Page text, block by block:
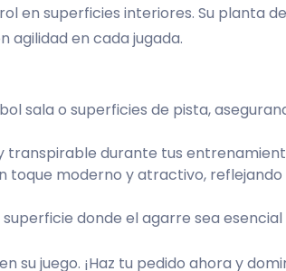
en superficies interiores. Su planta
en cada jugada.
sala o superficies de pista,
transpirable durante tus
toque moderno y atractivo,
donde el agarre sea
su juego. ¡Haz tu pedido ahora y